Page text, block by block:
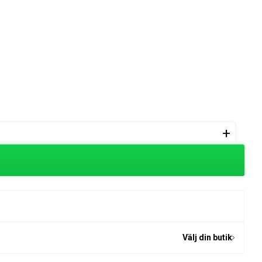
+
Välj din butik